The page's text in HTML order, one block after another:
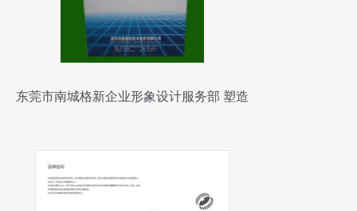
东莞市南城格新企业形象设计服务部 塑造